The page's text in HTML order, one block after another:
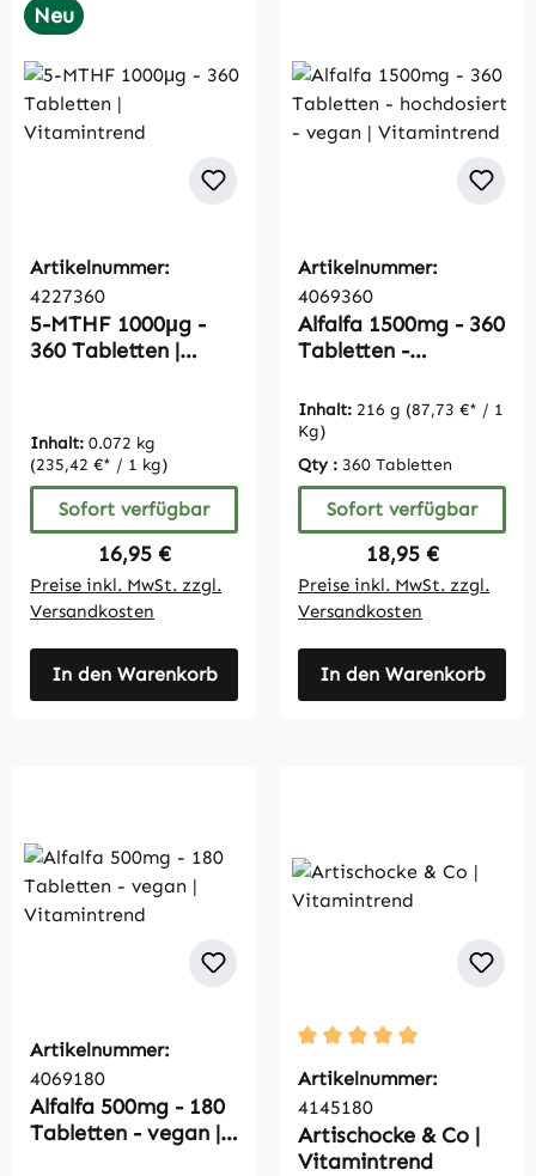
Neu
Artikelnummer:
4227360
5-MTHF 1000μg -
360 Tabletten |
Inhalt: 0.072 kg
(235,42 €* / 1 kg)
Sofort verfügbar
Regulärer Preis:
16,95 €
Preise inkl. MwSt. zzgl.
Versandkosten
In den Warenkorb
Artikelnummer:
4069360
Alfalfa 1500mg - 360
Tabletten -
| Vitamintrend
Inhalt: 216 g (87,73 €* / 1
Kg)
Qty : 360 Tabletten
Sofort verfügbar
Regulärer Preis:
18,95 €
Preise inkl. MwSt. zzgl.
Versandkosten
In den Warenkorb
Artikelnummer:
4069180
Alfalfa 500mg - 180
Tabletten - vegan |
Durchschnittliche
Artikelnummer:
4145180
Artischocke & Co |
Vitamintrend